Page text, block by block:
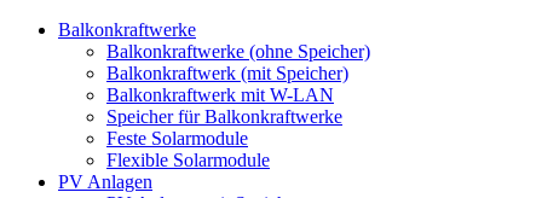
Balkonkraftwerke
Balkonkraftwerke (ohne Speicher)
Balkonkraftwerk (mit Speicher)
Balkonkraftwerk mit W-LAN
Speicher für Balkonkraftwerke
Feste Solarmodule
Flexible Solarmodule
PV Anlagen